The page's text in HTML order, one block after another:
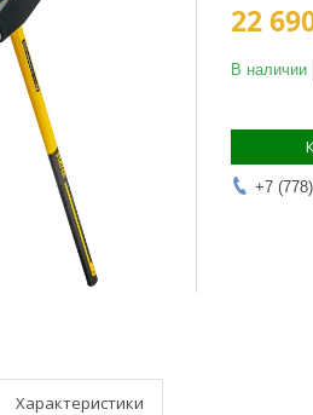
22
В наличии
+7
Характеристики